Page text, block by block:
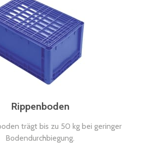
Rippenboden
trägt bis zu 50 kg bei geringer
Bodendurchbiegung.